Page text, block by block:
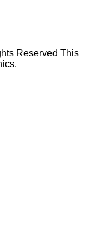
Reserved This